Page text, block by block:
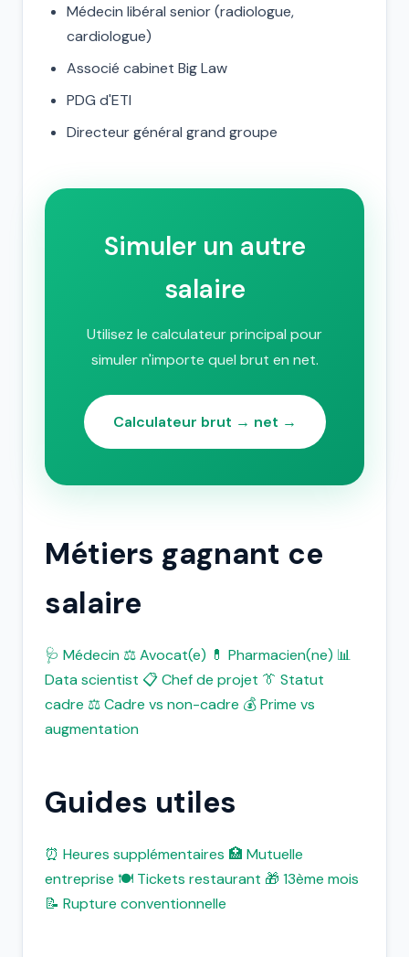
Médecin libéral senior (radiologue,
cardiologue)
Associé cabinet Big Law
PDG d'ETI
Directeur général grand groupe
Simuler un autre
salaire
Utilisez le calculateur principal pour
simuler n'importe quel brut en net.
Calculateur brut → net →
Métiers gagnant ce
salaire
🩺 Médecin ⚖️ Avocat(e) 💊 Pharmacien(ne) 📊
Data scientist 📋 Chef de projet 👔 Statut
cadre ⚖️ Cadre vs non-cadre 💰 Prime vs
augmentation
Guides utiles
⏰ Heures supplémentaires 🏥 Mutuelle
entreprise 🍽️ Tickets restaurant 🎁 13ème mois
📝 Rupture conventionnelle